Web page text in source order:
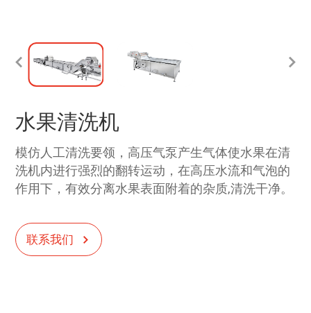
水果清洗机
模仿人工清洗要领，高压气泵产生气体使水果在清
洗机内进行强烈的翻转运动，在高压水流和气泡的
作用下，有效分离水果表面附着的杂质,清洗干净。
联系我们